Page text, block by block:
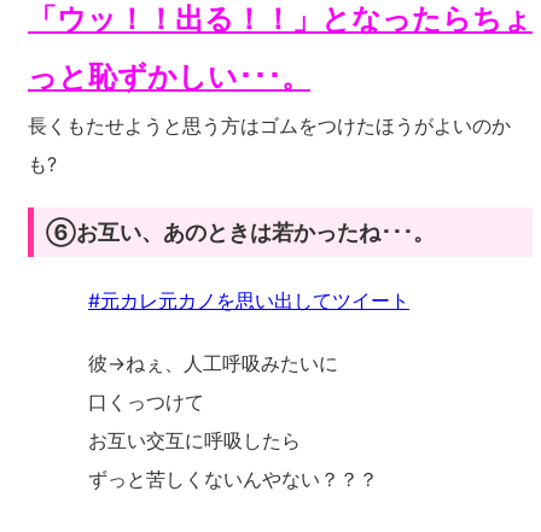
「ウッ！！出る！！」となったらちょ
っと恥ずかしい･･･。
長くもたせようと思う方はゴムをつけたほうがよいのか
も?
⑥お互い、あのときは若かったね･･･。
#元カレ元カノを思い出してツイート
彼→ねぇ、人工呼吸みたいに
口くっつけて
お互い交互に呼吸したら
ずっと苦しくないんやない？？？